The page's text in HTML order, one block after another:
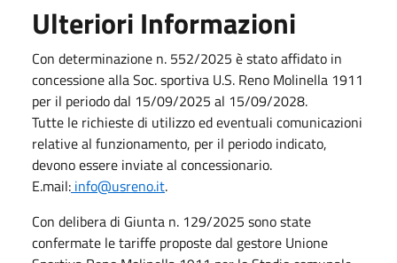
Ulteriori Informazioni
Con determinazione n. 552/2025 è stato affidato in
concessione alla Soc. sportiva U.S. Reno Molinella 1911
per il periodo dal 15/09/2025 al 15/09/2028.
Tutte le richieste di utilizzo ed eventuali comunicazioni
relative al funzionamento, per il periodo indicato,
devono essere inviate al concessionario.
E.mail: info@usreno.it.
Con delibera di Giunta n. 129/2025 sono state
confermate le tariffe proposte dal gestore Unione